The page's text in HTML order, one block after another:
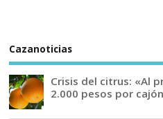
Cazanoticias
Crisis del citrus: «Al
2.000 pesos por